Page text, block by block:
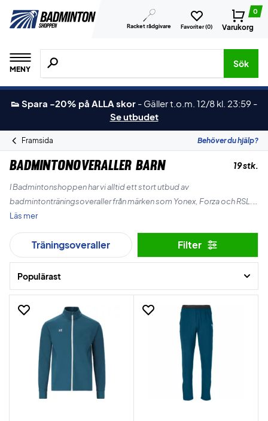
Racket rådgivare Favoriter (0)
0
Varukorg
MENY
Sök efter produkter, märken osv.
Sök
👟 Spara -20% på ALLA skor - Gäller t.o.m. 12/8 kl. 23:59 -
Se utbudet
Framsida Behöver du hjälp?
Badmintonoveraller Barn 19 stk.
I Badmintonshoppen har vi alltid ett stort utbud av
badmintonträningsoveraller från märken som Yonex, Forza och RSL.
priser.
Vi har det största och finaste utbudet och vi levererar blixtsnabbt.
Läs mer
Träningsoveraller Filter
Populärast